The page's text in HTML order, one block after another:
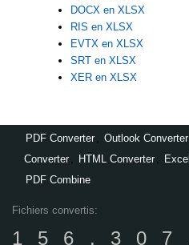
DOCX en XLSX
RIS en XLSX
EVTX en XLSX
SRT en XLSX
XER en XLSX
PDF Converter Outlook Converter
Converter
HTML Converter
PDF Combine
Fichiers convertis: